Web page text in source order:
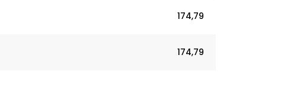
174,79
174,79